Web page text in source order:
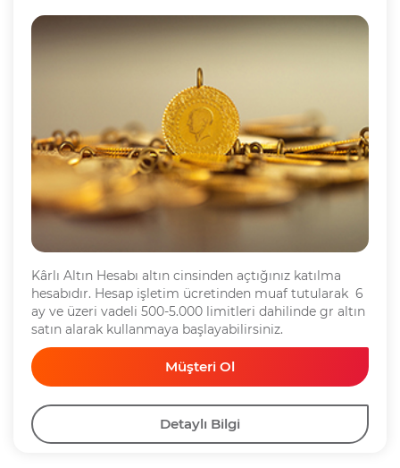
Kârlı Altın Hesabı altın cinsinden açtığınız katılma
hesabıdır. Hesap işletim ücretinden muaf tutularak 6
ay ve üzeri vadeli 500-5.000 limitleri dahilinde gr altın
satın alarak kullanmaya başlayabilirsiniz.
Müşteri Ol
Detaylı Bilgi